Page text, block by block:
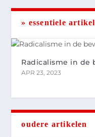
» essentiele
Radicalisme in de
APR 23, 2023
oudere artikelen